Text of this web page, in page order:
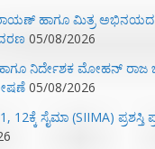
ಹಾಗೂ ಮಿತ್ರ ಅಭಿನಯದ
05/08/2026
ನಿರ್ದೇಶಕ ಮೋಹನ್
05/08/2026
12ಕ್ಕೆ ಸೈಮಾ (SIIMA)